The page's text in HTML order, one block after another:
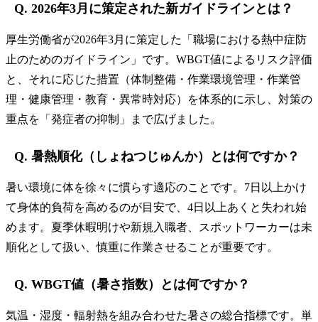
Q. 2026年3月に策定された新ガイドラインとは？
厚生労働省が2026年3月に策定した「職場における熱中症防
止のためのガイドライン」です。WBGT値によるリスク評価
と、それに応じた措置（体制整備・作業環境管理・作業管
理・健康管理・教育・異常時対応）を体系的に示し、対策の
重点を「発症者の抑制」まで広げました。
Q. 暑熱順化（しょねつじゅんか）とは何ですか？
暑い環境に体を徐々に慣らす適応のことです。7日以上かけ
て身体的負荷を高めるのが目安で、4日以上あくと失われ始
めます。夏季休暇明けや新規入職者、スポットワーカーは未
順化として扱い、慎重に作業させることが重要です。
Q. WBGT値（暑さ指数）とは何ですか？
気温・湿度・輻射熱を組み合わせた暑さの総合指標です。単